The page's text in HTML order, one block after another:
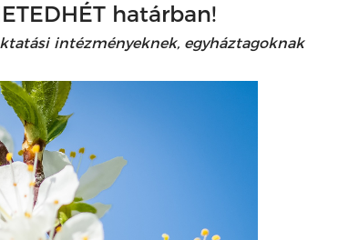
határban!
intézményeknek, egyháztagoknak